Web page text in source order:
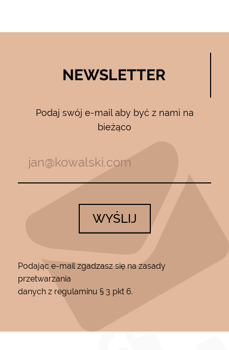
NEWSLETTER
Podaj swój e-mail aby być z nami na
bieżąco
WYŚLIJ
Podając e-mail zgadzasz się na zasady
przetwarzania
danych z regulaminu § 3 pkt 6.